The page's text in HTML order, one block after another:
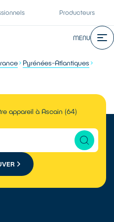
Producteurs
MENU
Pyrénées-Atlantiques
appareil à Ascain (64)